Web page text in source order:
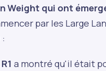
Weight qui ont
par les Large
a montré qu'il était